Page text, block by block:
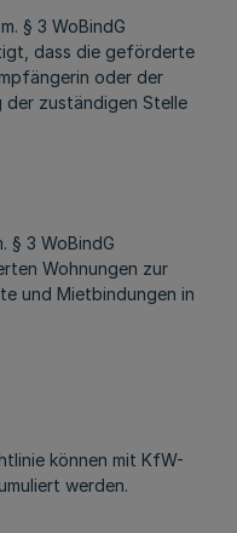
§ 3 WoBindG
dass die geförderte
oder der
der zuständigen Stelle
§ 3 WoBindG
Wohnungen zur
und Mietbindungen in
können mit KfW-
werden.